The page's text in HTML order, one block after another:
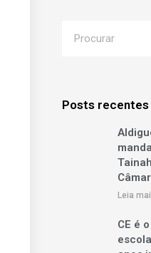
Posts recentes
Leia
CE é